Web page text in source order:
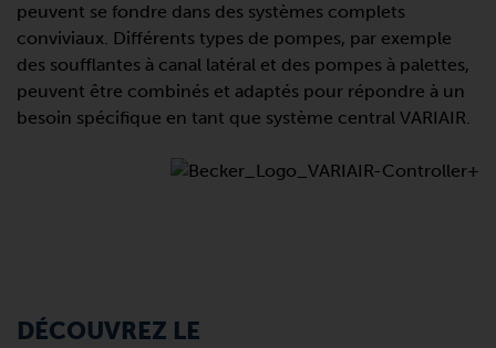
peuvent se fondre dans des systèmes complets
conviviaux. Différents types de pompes, par exemple
des soufflantes à canal latéral et des pompes à palettes,
peuvent être combinés et adaptés pour répondre à un
besoin spécifique en tant que système central VARIAIR.
DÉCOUVREZ LE